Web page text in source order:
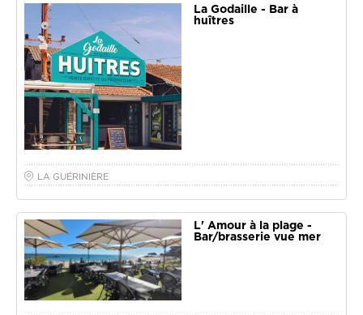
La Godaille - Bar à
huîtres
LA GUÉRINIÈRE
L' Amour à la plage -
Bar/brasserie vue mer